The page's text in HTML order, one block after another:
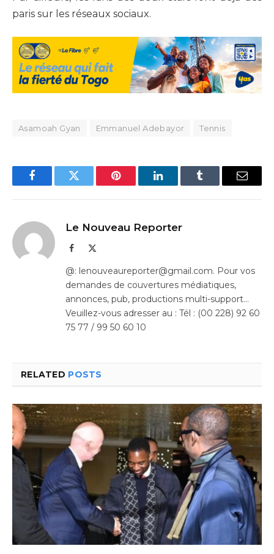
paris sur les réseaux sociaux.
Asamoah Gyan Emmanuel Adebayor Tennis
FacebookTwitter Pinterest LinkedInTumblr Email
Le Nouveau Reporter
Facebook
@: lenouveaureporter@gmail.com. Pour vos
demandes de couvertures médiatiques,
annonces, pub, productions multi-support…
Veuillez-vous adresser au : Tél : (00 228) 92 60
75 77 / 99 50 60 10
RELATED POSTS